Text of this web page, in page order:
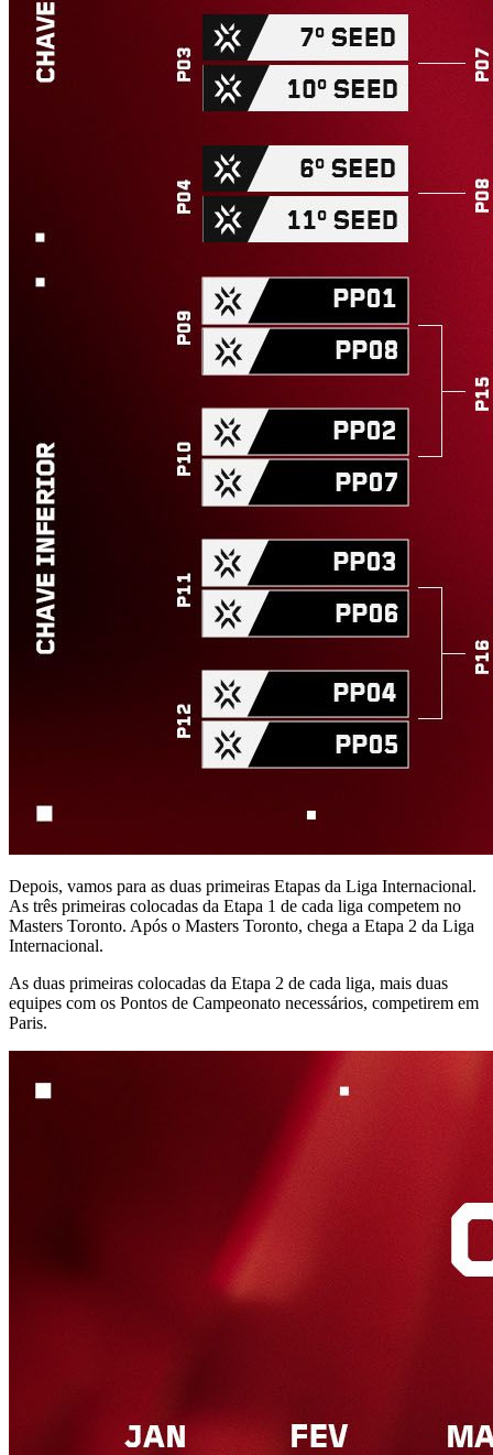
Depois, vamos para as duas primeiras Etapas da Liga Internacional.
As três primeiras colocadas da Etapa 1 de cada liga competem no
Masters Toronto. Após o Masters Toronto, chega a Etapa 2 da Liga
Internacional.
As duas primeiras colocadas da Etapa 2 de cada liga, mais duas
equipes com os Pontos de Campeonato necessários, competirem em
Paris.